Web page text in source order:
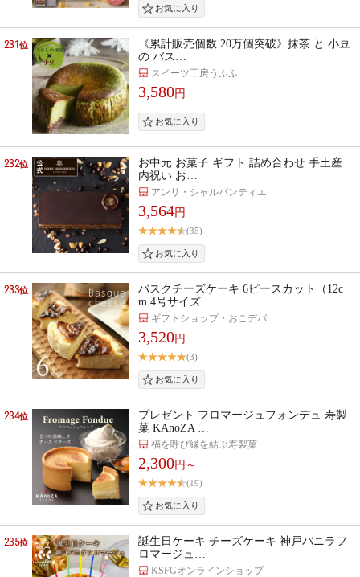
231位
《累計販売個数 20万個突破》抹茶 と 小豆
の バス…
スイーツ工房うふふ
3,580円
232位
お中元 お菓子 ギフト 詰め合わせ 手土産
内祝い お…
アンリ・シャルパンティエ
3,564円
(35)
233位
バスクチーズケーキ 6ピースカット（12c
m 4号サイズ…
ギフトショップ・おこデパ
3,520円
(3)
234位
プレゼント フロマージュフォンデュ 寿製
菓 KAnoZA …
福を呼び縁を結ぶ寿製菓
2,300円～
(19)
235位
誕生日ケーキ チーズケーキ 神戸バニラフ
ロマージュ…
KSFGオンラインショップ